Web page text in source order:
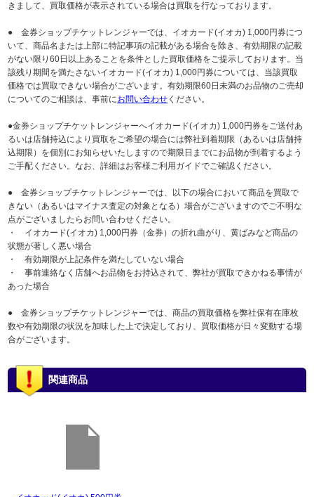
きまして、買取価格が表示されている場合は買取を行なっております。
● 金券ショップチケットレンジャーでは、イオカード(イオカ) 1,000円券につ
いて、商品名または上部に特記事項の記載がある場合を除き、有効期限の記載
がない限り60日以上あることを条件とした買取価格をご提示しております。当
該残り期間を満たさないイオカード(イオカ) 1,000円券については、当該買取
価格では買取できない場合がございます。有効期限60日未満のお品物のご売却
についてのご相談は、事前にお問い合わせ ください。
●金券ショップチケットレンジャーへイオカード(イオカ) 1,000円券をご送付あ
るいは店舗持込により買取をご希望の場合には弊社到着期限（あるいは店舗持
込期限）を個別にお知らせいたしますので期限日までにお品物が到着するよう
ご手配ください。なお、詳細はお客様ご利用ガイドでご確認ください。
● 金券ショップチケットレンジャーでは、以下の場合において商品を買取で
きない（あるいはマイナス査定の対象となる）場合がございますのでご不明な
点がございましたらお問い合わせください。
・ イオカード(イオカ) 1,000円券（金券）の折れ曲がり、黄ばみなど商品の
状態が著しく悪い場合
・ 有効期限が上記条件を満たしていない場合
・ 事前連絡なく店舗へお品物をお持込されて、弊社が買取できかねる事情が
あった場合
● 金券ショップチケットレンジャーでは、商品の買取価格を弊社保有在庫枚
数や有効期限の状況を加味した上で決定しており、買取価格が日々変動する場
合がございます。
関連商品